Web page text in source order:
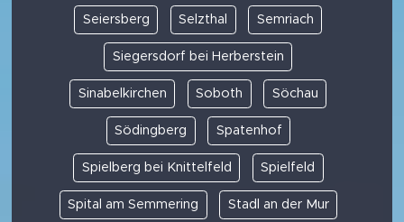
Seiersberg Selzthal Semriach
Siegersdorf bei Herberstein
Sinabelkirchen Soboth Söchau
Södingberg Spatenhof
Spielberg bei Knittelfeld Spielfeld
Spital am Semmering Stadl an der Mur